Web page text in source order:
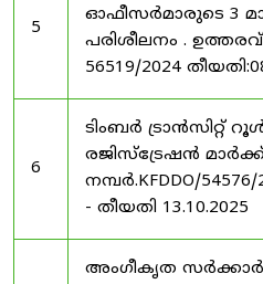
5
ഓഫീസർമാരുടെ 3
പരിശീലനം . ഉത്തരവ്
56519/2024
6
ടിംബർ ട്രാൻസിറ്റ്
രജിസ്ട്രേഷൻ
നമ്പർ.KFDDO/54576/
- തീയതി 13.10.2025
അംഗീകൃത